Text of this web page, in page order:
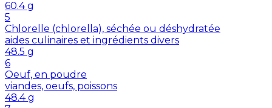
60.4 g
5
Chlorelle (chlorella), séchée ou déshydratée
aides culinaires et ingrédients divers
48.5 g
6
Oeuf, en poudre
viandes, oeufs, poissons
48.4 g